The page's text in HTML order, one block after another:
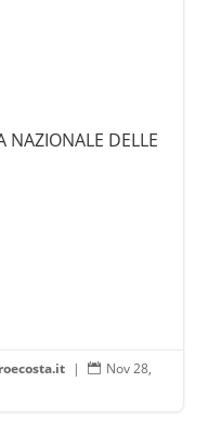
NAZIONALE DELLE
|  Nov 28,